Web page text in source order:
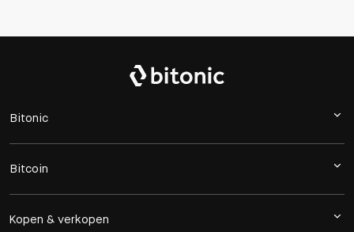
Bitonic
Bitcoin
Kopen & verkopen